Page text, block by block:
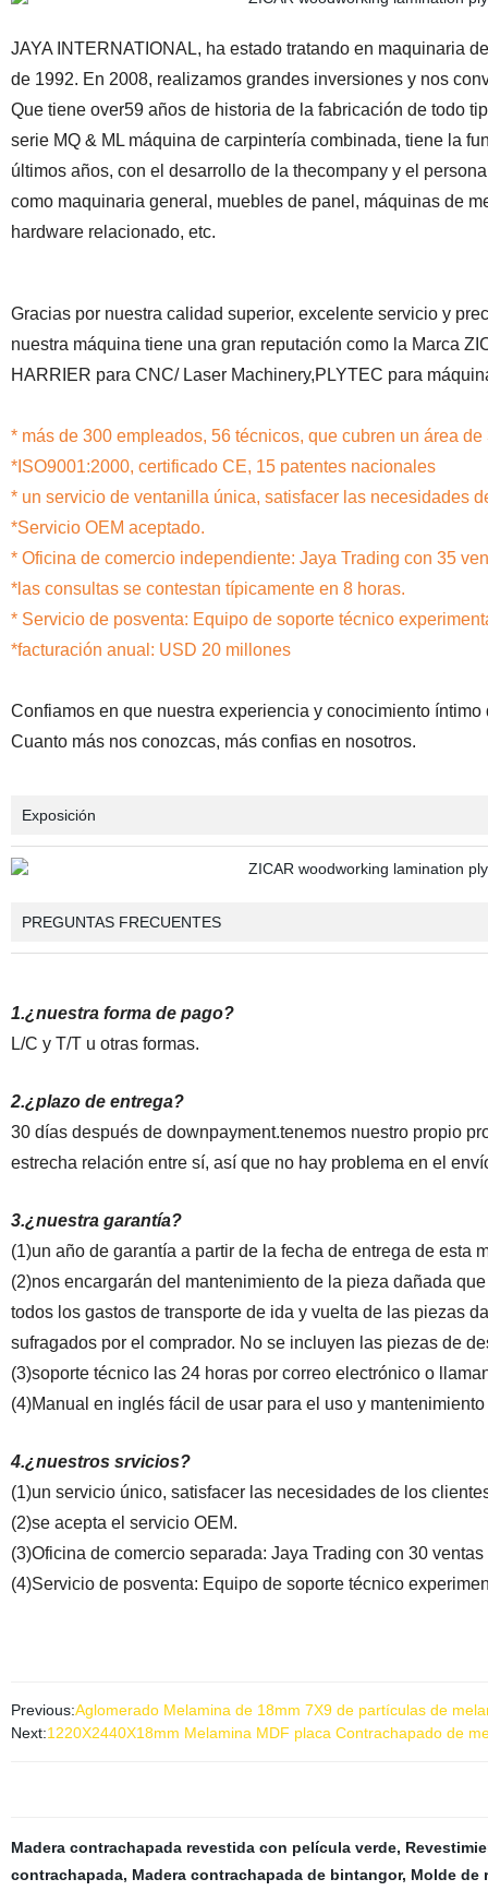
JAYA INTERNATIONAL, ha estado tratando en maquinaria
de 1992. En 2008, realizamos grandes inversiones y nos
Que tiene over59 años de historia de la fabricación de todo
serie MQ & ML máquina de carpintería combinada, tiene la
últimos años, con el desarrollo de la thecompany y el
como maquinaria general, muebles de panel, máquinas de
hardware relacionado, etc.
Gracias por nuestra calidad superior, excelente servicio y
nuestra máquina tiene una gran reputación como la Marca
HARRIER para CNC/ Laser Machinery,PLYTEC para
* más de 300 empleados, 56 técnicos, que cubren un área
*ISO9001:2000, certificado CE, 15 patentes nacionales
* un servicio de ventanilla única, satisfacer las necesidades
*Servicio OEM aceptado.
* Oficina de comercio independiente: Jaya Trading con 35
*las consultas se contestan típicamente en 8 horas.
* Servicio de posventa: Equipo de soporte técnico
*facturación anual: USD 20 millones
Confiamos en que nuestra experiencia y conocimiento
Cuanto más nos conozcas, más confias en nosotros.
Exposición
PREGUNTAS FRECUENTES
1.¿nuestra forma de pago?
L/C y T/T u otras formas.
2.¿plazo de entrega?
30 días después de downpayment.tenemos nuestro propio
estrecha relación entre sí, así que no hay problema en el
3.¿nuestra garantía?
(1)un año de garantía a partir de la fecha de entrega de esta
(2)nos encargarán del mantenimiento de la pieza dañada
todos los gastos de transporte de ida y vuelta de las piezas
sufragados por el comprador. No se incluyen las piezas de
(3)soporte técnico las 24 horas por correo electrónico o
(4)Manual en inglés fácil de usar para el uso y
4.¿nuestros srvicios?
(1)un servicio único, satisfacer las necesidades de los
(2)se acepta el servicio OEM.
(3)Oficina de comercio separada: Jaya Trading con 30
(4)Servicio de posventa: Equipo de soporte técnico
Previous:Aglomerado Melamina de 18mm 7X9 de partículas de
Next:1220X2440X18mm Melamina MDF placa Contrachapado de
Madera contrachapada revestida con película verde,
contrachapada, Madera contrachapada de bintangor, Molde de